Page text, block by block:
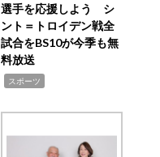
選手を応援しよう シ
ント＝トロイデン戦全
試合をBS10が今季も無
料放送
スポーツ